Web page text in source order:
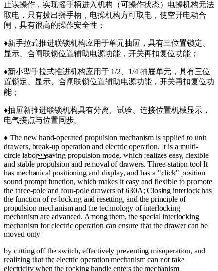
止误操作，实现摇手柄进入机构（可操作状态）电操机构无法
取电，只有拔出摇手柄，电操机构方可取电，使空开电动合
闸，具有很高的操作安全性；
♦新手拉式推进联锁机构应用于单元抽屉，具有三位置锁定、
显示、合闸联锁位置辅助电源功能，开关再扣复位功能；
♦新小型手拉式推进机构应用于 1/2、1/4 抽屉单元，具有三位
置锁定、显示、合闸联锁位置辅助电源功能，开关再扣复位功
能；
♦抽屉新推进联锁机构具有分离、试验、连接位置机械显示，
电气接点与位置同步。
♦ The new hand-operated propulsion mechanism is applied to unit
drawers, break-up operation and electric operation. It is a multi-
circle laborsaving propulsion mode, which realizes easy, flexible
and stable propulsion and removal of drawers. Three-station tool It
has mechanical positioning and display, and has a "click" position
sound prompt function, which makes it easy and flexible to promote
the three-pole and four-pole drawers of 630A; Closing interlock has
the function of re-locking and resetting, and the principle of
propulsion mechanism and the technology of interlocking
mechanism are advanced. Among them, the special interlocking
mechanism for electric operation can ensure that the drawer can be
moved only
by cutting off the switch, effectively preventing misoperation, and
realizing that the electric operation mechanism can not take
electricity when the rocking handle enters the mechanism